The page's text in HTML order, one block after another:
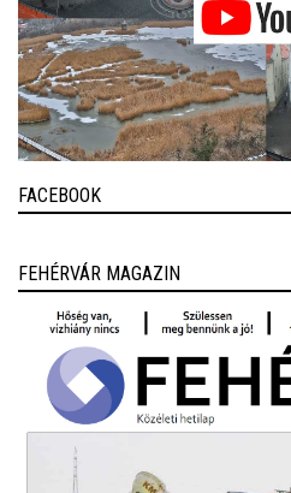
FACEBOOK
FEHÉRVÁR MAGAZIN